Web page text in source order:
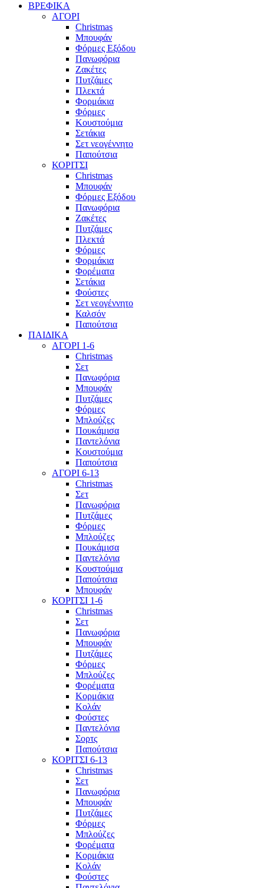
ΒΡΕΦΙΚΑ
ΑΓΟΡΙ
Christmas
Μπουφάν
Φόρμες Εξόδου
Πανωφόρια
Ζακέτες
Πυτζάμες
Πλεκτά
Φορμάκια
Φόρμες
Κουστούμια
Σετάκια
Σετ νεογέννητο
Παπούτσια
ΚΟΡΙΤΣΙ
Christmas
Μπουφάν
Φόρμες Εξόδου
Πανωφόρια
Ζακέτες
Πυτζάμες
Πλεκτά
Φόρμες
Φορμάκια
Φορέματα
Σετάκια
Φούστες
Σετ νεογέννητο
Καλσόν
Παπούτσια
ΠΑΙΔΙΚΑ
ΑΓΟΡΙ 1-6
Christmas
Σετ
Πανωφόρια
Μπουφάν
Πυτζάμες
Φόρμες
Μπλούζες
Πουκάμισα
Παντελόνια
Κουστούμια
Παπούτσια
ΑΓΟΡΙ 6-13
Christmas
Σετ
Πανωφόρια
Πυτζάμες
Φόρμες
Μπλούζες
Πουκάμισα
Παντελόνια
Κουστούμια
Παπούτσια
Μπουφάν
ΚΟΡΙΤΣΙ 1-6
Christmas
Σετ
Πανωφόρια
Μπουφάν
Πυτζάμες
Φόρμες
Μπλούζες
Φορέματα
Κορμάκια
Κολάν
Φούστες
Παντελόνια
Σορτς
Παπούτσια
ΚΟΡΙΤΣΙ 6-13
Christmas
Σετ
Πανωφόρια
Μπουφάν
Πυτζάμες
Φόρμες
Μπλούζες
Φορέματα
Κορμάκια
Κολάν
Φούστες